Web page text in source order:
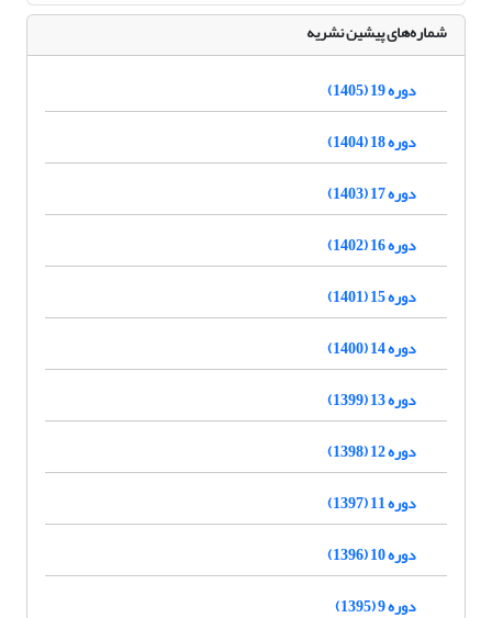
شماره‌های پیشین نشریه
دوره 19 (1405)
دوره 18 (1404)
دوره 17 (1403)
دوره 16 (1402)
دوره 15 (1401)
دوره 14 (1400)
دوره 13 (1399)
دوره 12 (1398)
دوره 11 (1397)
دوره 10 (1396)
دوره 9 (1395)